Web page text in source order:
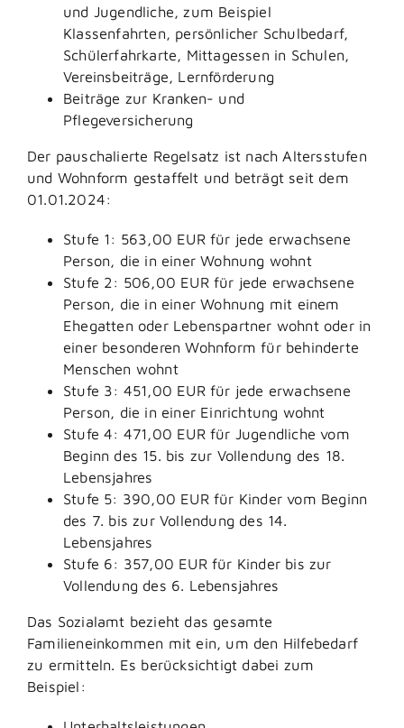
und Jugendliche, zum Beispiel
Klassenfahrten, persönlicher Schulbedarf,
Schülerfahrkarte, Mittagessen in Schulen,
Vereinsbeiträge, Lernförderung
Beiträge zur Kranken- und
Pflegeversicherung
Der pauschalierte Regelsatz ist nach Altersstufen
und Wohnform gestaffelt und beträgt seit dem
01.01.2024:
Stufe 1: 563,00 EURfür jede erwachsene
Person, die in einer Wohnung wohnt
Stufe 2: 506,00 EURfür jede erwachsene
Person, die in einer Wohnung mit einem
Ehegatten oder Lebenspartner wohnt oder in
einer besonderen Wohnform für behinderte
Menschen wohnt
Stufe 3: 451,00 EURfür jede erwachsene
Person, die in einer Einrichtung wohnt
Stufe 4: 471,00 EURfür Jugendliche vom
Beginn des 15. bis zur Vollendung des 18.
Lebensjahres
Stufe 5: 390,00 EURfür Kinder vom Beginn
des 7. bis zur Vollendung des 14.
Lebensjahres
Stufe 6: 357,00 EURfür Kinder bis zur
Vollendung des 6. Lebensjahres
Das Sozialamt bezieht das gesamte
Familieneinkommen mit ein, um den Hilfebedarf
zu ermitteln. Es berücksichtigt dabei zum
Beispiel: